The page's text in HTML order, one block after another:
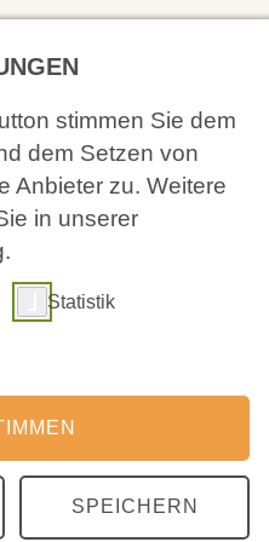
Aktuelles
geplante Vortrag
stimmen Sie dem
dem Setzen von
Anbieter zu. Weitere
in unserer
Statistik
SPEICHERN